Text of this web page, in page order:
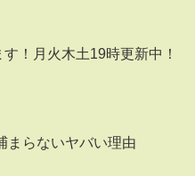
！月火木土19時更新中！
まらないヤバい理由